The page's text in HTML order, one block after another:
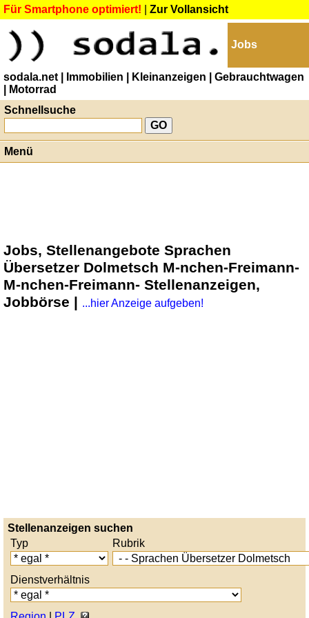
Für Smartphone optimiert! Zur Vollansicht
Jobs
sodala.net | Immobilien | Kleinanzeigen
| Gebrauchtwagen
| Motorrad
Schnellsuche
Menü
Jobs, Stellenangebote Sprachen
Übersetzer Dolmetsch M-nchen-Freimann-
M-nchen-Freimann- Stellenanzeigen,
Jobbörse | ...hier Anzeige aufgeben!
Stellenanzeigen suchen
Typ
Rubrik
Dienstverhältnis